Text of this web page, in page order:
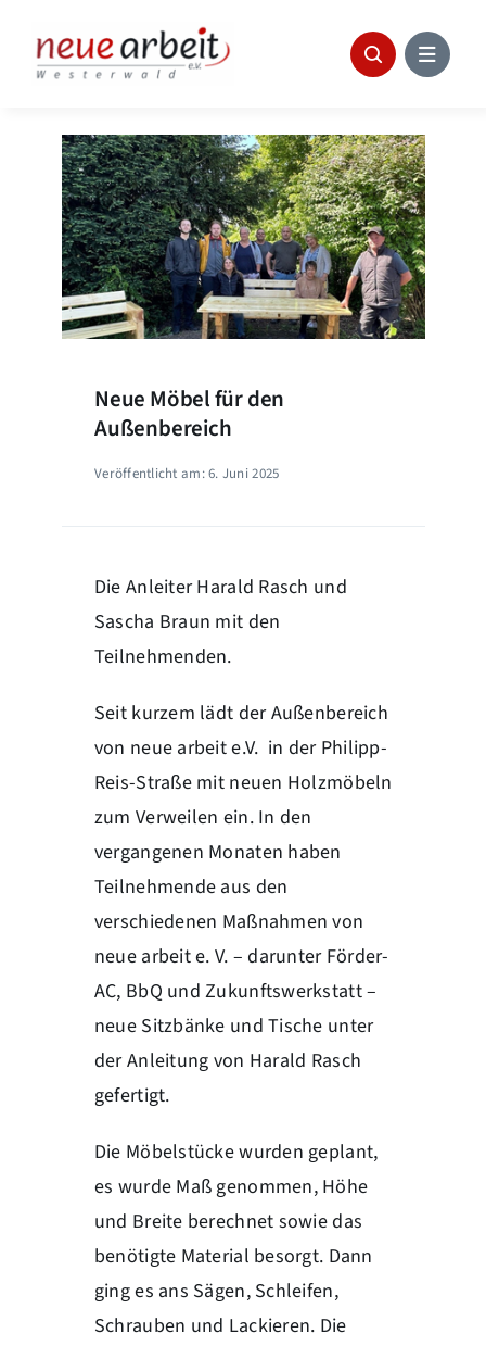
content
Neue Möbel für den
Außenbereich
Veröffentlicht am: 6. Juni 2025
Die Anleiter Harald Rasch und
Sascha Braun mit den
Teilnehmenden.
Seit kurzem lädt der Außenbereich
von neue arbeit e.V. in der Philipp-
Reis-Straße mit neuen Holzmöbeln
zum Verweilen ein. In den
vergangenen Monaten haben
Teilnehmende aus den
verschiedenen Maßnahmen von
neue arbeit e. V. – darunter Förder-
AC, BbQ und Zukunftswerkstatt –
neue Sitzbänke und Tische unter
der Anleitung von Harald Rasch
gefertigt.
Die Möbelstücke wurden geplant,
es wurde Maß genommen, Höhe
und Breite berechnet sowie das
benötigte Material besorgt. Dann
ging es ans Sägen, Schleifen,
Schrauben und Lackieren. Die